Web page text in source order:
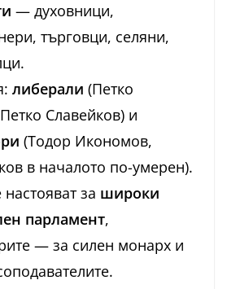
— духовници,
търговци, селяни,
либерали (Петко
Славейков) и
(Тодор Икономов,
в началото по-умерен).
за широки
парламент,
— за силен монарх и